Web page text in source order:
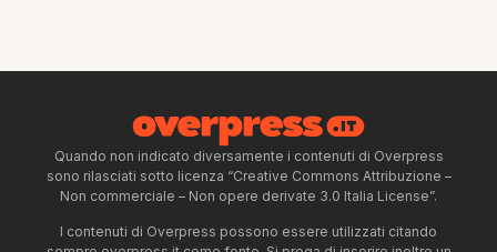
Quando non indicato diversamente i contenuti di Overpress
sono rilasciati sotto licenza “Creative Commons Attribuzione –
Non commerciale – Non opere derivate 3.0 Italia License”.
I contenuti di Overpress possono essere utilizzati citando